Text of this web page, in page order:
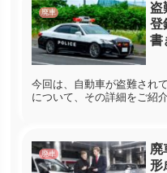
廃車
盗
登
書
今回は、自動車が盗難され
について、その詳細をご紹
が一自動車が盗難されてし
ばいいと思いますか？真っ
廃車
廃
形